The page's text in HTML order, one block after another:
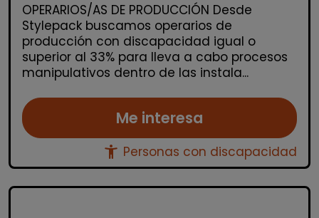
OPERARIOS/AS DE PRODUCCIÓN Desde
Stylepack buscamos operarios de
producción con discapacidad igual o
superior al 33% para lleva a cabo procesos
manipulativos dentro de las instala...
Me interesa
accessibility_new Personas con discapacidad